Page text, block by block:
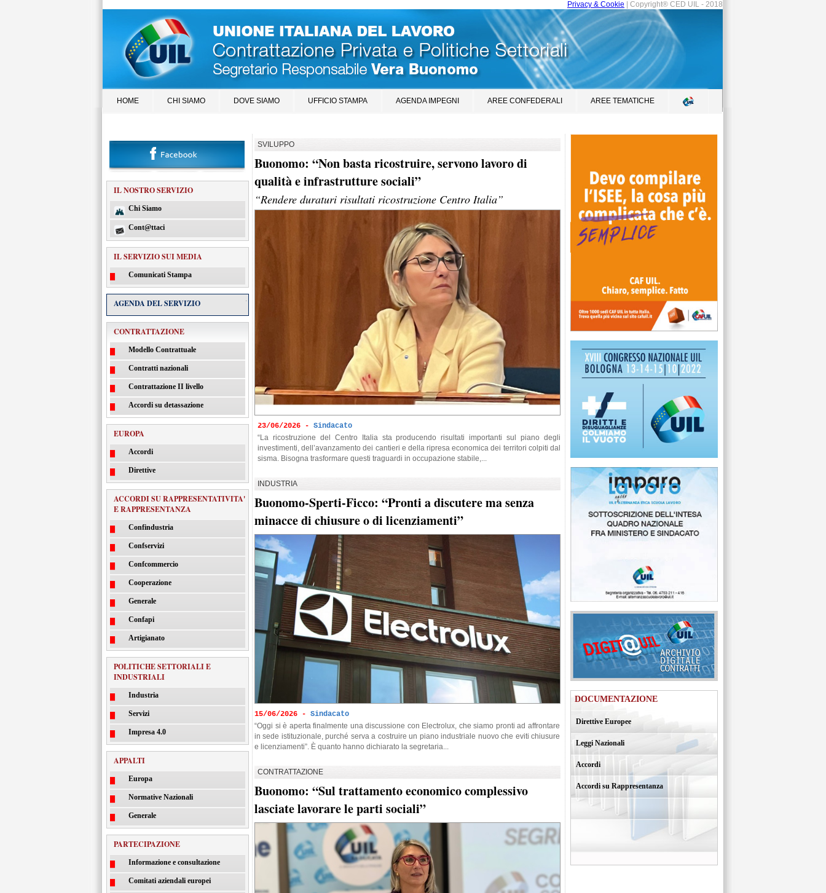
Privacy & Cookie | Copyright® CED UIL - 2018
HOME CHI SIAMO DOVE SIAMO UFFICIO STAMPA AGENDA IMPEGNI AREE CONFEDERALI AREE TEMATICHE
IL NOSTRO SERVIZIO
Chi Siamo
Cont@ttaci
IL SERVIZIO SUI MEDIA
Comunicati Stampa
AGENDA DEL SERVIZIO .
CONTRATTAZIONE
Modello Contrattuale
Contratti nazionali
Contrattazione II livello
Accordi su detassazione
EUROPA
Accordi
Direttive
ACCORDI SU RAPPRESENTATIVITA'
E RAPPRESENTANZA
Confindustria
Confservizi
Confcommercio
Cooperazione
Generale
Confapi
Artigianato
POLITICHE SETTORIALI E
INDUSTRIALI
Industria
Servizi
Impresa 4.0
APPALTI
Europa
Normative Nazionali
Generale
PARTECIPAZIONE
Informazione e consultazione
Comitati aziendali europei
SVILUPPO
Buonomo: “Non basta ricostruire, servono lavoro di
qualità e infrastrutture sociali”
“Rendere duraturi risultati ricostruzione Centro Italia”
23/06/2026 - Sindacato
“La ricostruzione del Centro Italia sta producendo risultati importanti sul piano degli
investimenti, dell’avanzamento dei cantieri e della ripresa economica dei territori colpiti dal
sisma. Bisogna trasformare questi traguardi in occupazione stabile,...
INDUSTRIA
Buonomo-Sperti-Ficco: “Pronti a discutere ma senza
minacce di chiusure o di licenziamenti”
15/06/2026 - Sindacato
“Oggi si è aperta finalmente una discussione con Electrolux, che siamo pronti ad affrontare
in sede istituzionale, purché serva a costruire un piano industriale nuovo che eviti chiusure
e licenziamenti”. È quanto hanno dichiarato la segretaria...
CONTRATTAZIONE
Buonomo: “Sul trattamento economico complessivo
lasciate lavorare le parti sociali”
DOCUMENTAZIONE
Direttive Europee
Leggi Nazionali
Accordi
Accordi su Rappresentanza